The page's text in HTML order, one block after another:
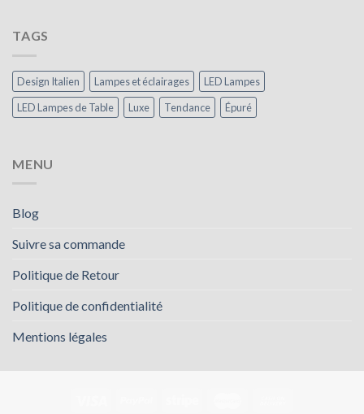
TAGS
Design Italien Lampes et éclairages
LED Lampes
LED Lampes de Table
Luxe Tendance Épuré
MENU
Blog
Suivre sa commande
Politique de Retour
Politique de confidentialité
Mentions légales